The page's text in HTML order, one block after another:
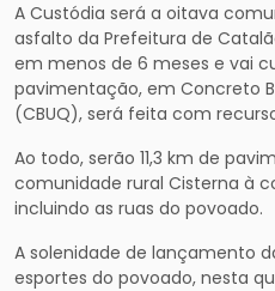
A Custódia será a oitava
asfalto da Prefeitura de
em menos de 6 meses e vai
pavimentação, em Concreto
(CBUQ), será feita com
Ao todo, serão 11,3 km de
comunidade rural Cisterna à
incluindo as ruas do povoado.
A solenidade de lançamento
esportes do povoado, nesta